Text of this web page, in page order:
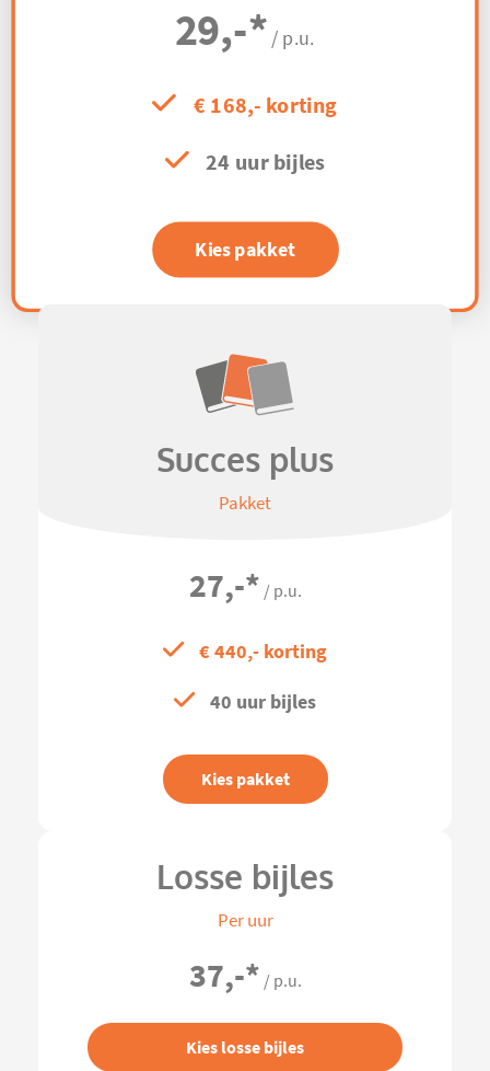
29,-* / p.u.
€ 168,- korting
24 uur bijles
Kies pakket
Succes plus
Pakket
27,-* / p.u.
€ 440,- korting
40 uur bijles
Kies pakket
Losse bijles
Per uur
37,-* / p.u.
Kies losse bijles